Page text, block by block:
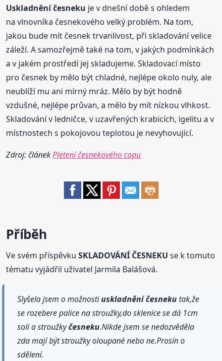
Uskladněníčesneku je v dnešní době s ohledem
na vlnovníka česnekového velký problém. Na tom,
jakou bude mít česnek trvanlivost, při skladování velice
záleží. A samozřejmě také na tom, v jakých podmínkách
a v jakém prostředí jej skladujeme. Skladovací místo
pro česnek by mělo být chladné, nejlépe okolo nuly, ale
neublíží mu ani mírný mráz. Mělo by být hodně
vzdušné, nejlépe průvan, a mělo by mít nízkou vlhkost.
Skladování v ledničce, v uzavřených krabicích, igelitu a v
místnostech s pokojovou teplotou je nevyhovující.
Zdroj: článekPletení česnekového copu
Příběh
Ve svém příspěvkuSKLADOVÁNÍ ČESNEKU se k tomuto
tématu vyjádřil uživatel Jarmila Balášová.
Slyšela jsem o možnostiuskladněníčesnekutak,že
se rozebere palice na stroužky,do sklenice se dá 1cm
soli a stroužkyčesneku.Nikde jsem se nedozvěděla
zda mají být stroužky oloupané nebo ne.Prosín o
sdělení.